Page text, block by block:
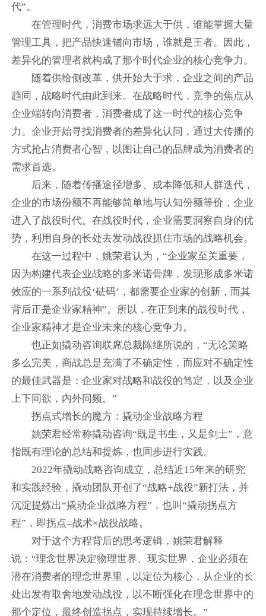
代”。
在管理时代，消费市场求远大于供，谁能掌握大量
管理工具，把产品快速铺向市场，谁就是王者。因此，
差异化的管理者就构成了那个时代企业的核心竞争力。
随着供给侧改革，供开始大于求，企业之间的产品
趋同，战略时代由此到来。在战略时代，竞争的焦点从
企业端转向消费者，消费者成了这一时代的核心竞争
力。企业开始寻找消费者的差异化认同，通过大传播的
方式抢占消费者心智，以图让自己的品牌成为消费者的
需求首选。
后来，随着传播途径增多、成本降低和人群迭代，
企业的市场份额不再能够简单地与认知份额等价，企业
进入了战役时代。在战役时代，企业需要洞察自身的优
势，利用自身的长处去发动战役抓住市场的战略机会。
在这一过程中，姚荣君认为，“企业家至关重要，
因为构建代表企业战略的多米诺骨牌，发现形成多米诺
效应的一系列战役‘砝码’，都需要企业家的创新，而其
背后正是企业家精神”。所以，在正到来的战役时代，
企业家精神才是企业未来的核心竞争力。
也正如撬动咨询联席总裁陈继所说的，“无论策略
多么完美，商战总是充满了不确定性，而应对不确定性
的最佳武器是：企业家对战略和战役的笃定，以及企业
上下同欲，内外同频。”
拐点式增长的魔方：撬动企业战略方程
姚荣君经常称撬动咨询“既是书生，又是剑士”，意
指既有理论的总结和提炼，也同步进行实践。
2022年撬动战略咨询成立，总结近15年来的研究
和实践经验，撬动团队开创了“战略+战役”新打法，并
沉淀提炼出“撬动企业战略方程”，也叫“撬动拐点方
程”，即拐点=战术×战役战略。
对于这个方程背后的思考逻辑，姚荣君解释
说：“理念世界决定物理世界、现实世界，企业必须在
潜在消费者的理念世界里，以定位为核心，从企业的长
处出发有取舍地发动战役，以不断强化在理念世界中的
那个定位，最终创造拐点，实现持续增长。”